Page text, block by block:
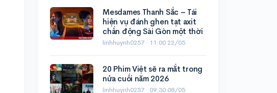
Mesdames Thanh Sắc – Tái
hiện vụ đánh ghen tạt axit
chấn động Sài Gòn một thời
linhhuynh0257 · 11:00 22/05
20 Phim Việt sẽ ra mắt trong
nửa cuối năm 2026
linhhuynh0257 · 09:30 08/05